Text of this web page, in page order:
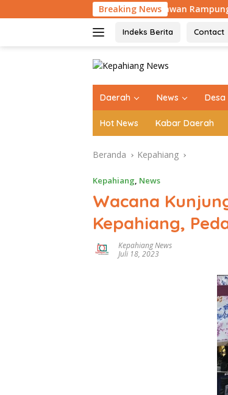
ke
Breaking News
Desa Pahlawan Rampung 100 Persen, Asa
Indeks Berita Contact
Daerah News Desa
Hot News Kabar Daerah
Beranda Kepahiang
Kepahiang, News
Wacana
Kepahiang,
Kepahiang News
Juli 18, 2023